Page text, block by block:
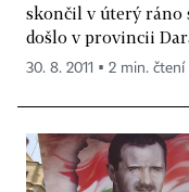
skončil v úterý ráno
došlo v provincii
30. 8. 2011 ▪ 2 min. čtení